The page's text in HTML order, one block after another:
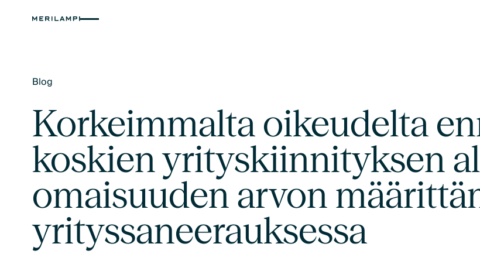
Blog
Korkeimmalta oikeudelta
koskien yrityskiinnityksen
omaisuuden arvon
yrityssaneerauksessa